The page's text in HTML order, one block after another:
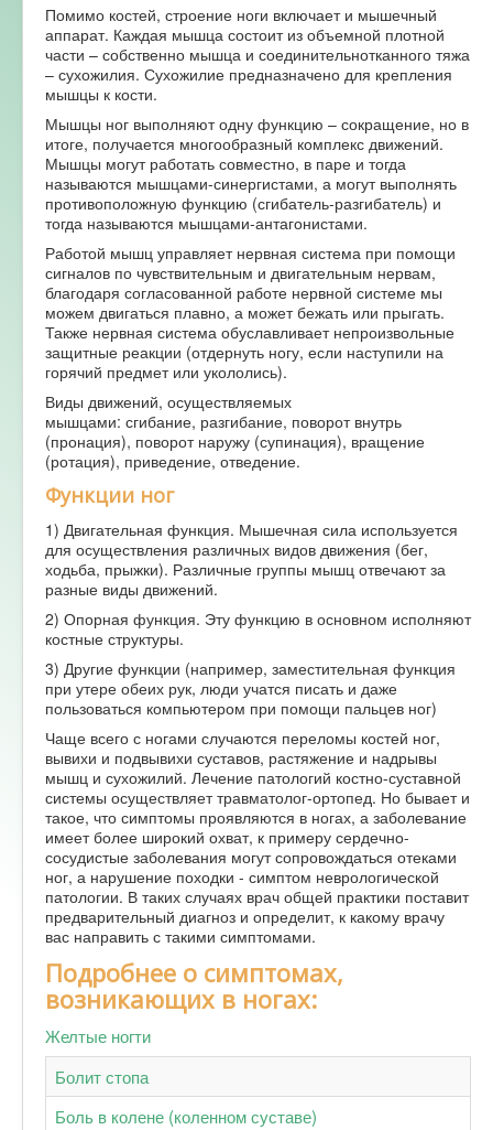
Помимо костей, строение ноги включает и мышечный
аппарат. Каждая мышца состоит из объемной плотной
части – собственно мышца и соединительнотканного тяжа
– сухожилия. Сухожилие предназначено для крепления
мышцы к кости.
Мышцы ног выполняют одну функцию – сокращение, но в
итоге, получается многообразный комплекс движений.
Мышцы могут работать совместно, в паре и тогда
называются мышцами-синергистами, а могут выполнять
противоположную функцию (сгибатель-разгибатель) и
тогда называются мышцами-антагонистами.
Работой мышц управляет нервная система при помощи
сигналов по чувствительным и двигательным нервам,
благодаря согласованной работе нервной системе мы
можем двигаться плавно, а может бежать или прыгать.
Также нервная система обуславливает непроизвольные
защитные реакции (отдернуть ногу, если наступили на
горячий предмет или укололись).
Виды движений, осуществляемых
мышцами: сгибание, разгибание, поворот внутрь
(пронация), поворот наружу (супинация), вращение
(ротация), приведение, отведение.
Функции ног
1) Двигательная функция. Мышечная сила используется
для осуществления различных видов движения (бег,
ходьба, прыжки). Различные группы мышц отвечают за
разные виды движений.
2) Опорная функция. Эту функцию в основном исполняют
костные структуры.
3) Другие функции (например, заместительная функция
при утере обеих рук, люди учатся писать и даже
пользоваться компьютером при помощи пальцев ног)
Чаще всего с ногами случаются переломы костей ног,
вывихи и подвывихи суставов, растяжение и надрывы
мышц и сухожилий. Лечение патологий костно-суставной
системы осуществляет травматолог-ортопед. Но бывает и
такое, что симптомы проявляются в ногах, а заболевание
имеет более широкий охват, к примеру сердечно-
сосудистые заболевания могут сопровождаться отеками
ног, а нарушение походки - симптом неврологической
патологии. В таких случаях врач общей практики поставит
предварительный диагноз и определит, к какому врачу
вас направить с такими симптомами.
Подробнее о симптомах,
возникающих в ногах:
Желтые ногти
Болит стопа
Боль в колене (коленном суставе)